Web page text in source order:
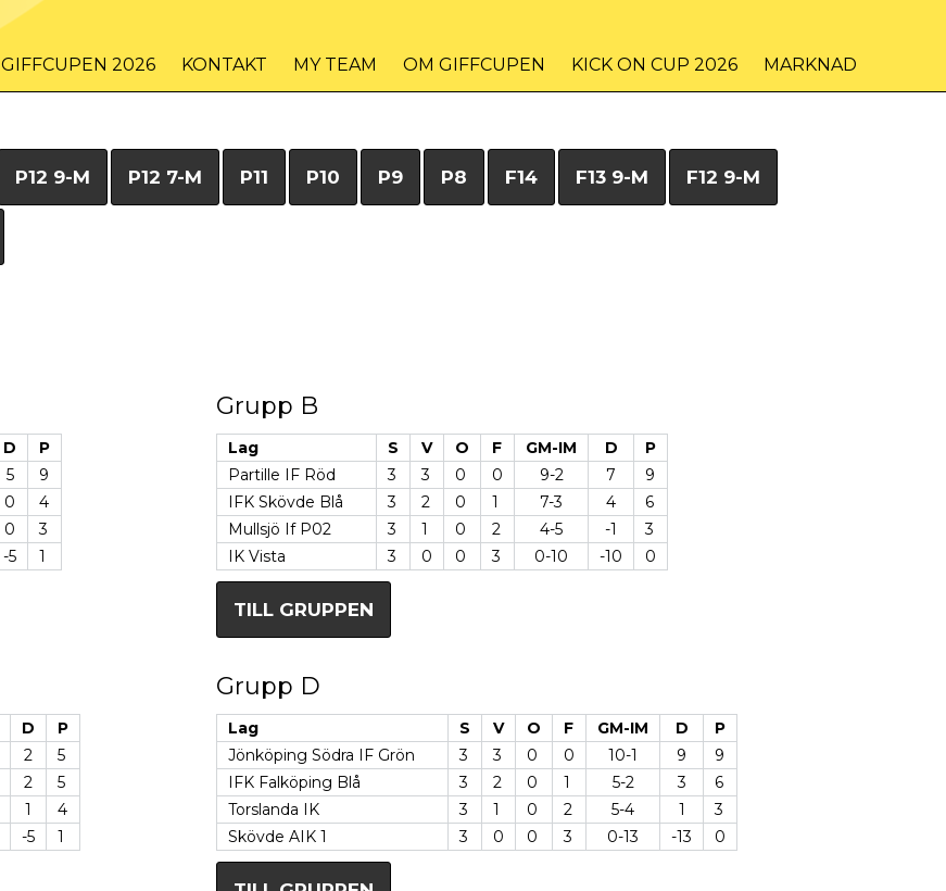
GIFFCUPEN 2026 KONTAKT MY TEAM OM GIFFCUPEN KICK ON CUP 2026 MARKNAD
P12 9-M P12 7-M P11 P10 P9 P8 F14 F13 9-M F12 9-M
D
P
5
9
0
4
0
3
-5 1
Grupp B
Lag S V O F GM-IM D
P
Partille IF Röd
3 3 0 0 9-2 7
9
IFK Skövde Blå
3 2 0 1 7-3 4
6
Mullsjö If P02
3 1 0 2 4-5 -1
3
IK Vista
3 0 0 3 0-10 -10 0
TILL GRUPPEN
D
P
2
5
2
5
1
4
-5 1
Grupp D
Lag S V O F GM-IM D
P
Jönköping Södra IF Grön
3 3 0 0 10-1 9
9
IFK Falköping Blå
3 2 0 1 5-2 3
6
Torslanda IK
3 1 0 2 5-4 1
3
Skövde AIK 1
3 0 0 3 0-13 -13 0